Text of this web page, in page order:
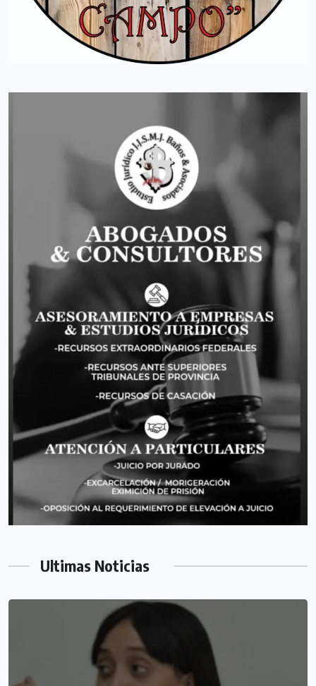
Ultimas Noticias